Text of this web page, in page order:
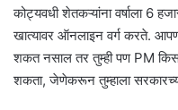
कोट्यवधी शेतकऱ्यांना वर्षाला 6
खात्यावर ऑनलाइन वर्ग करते.
शकत नसाल तर तुम्ही पण PM
शकता, जेणेकरून तुम्हाला